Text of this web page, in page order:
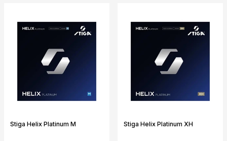
Stiga Helix Platinum M Stiga Helix Platinum XH